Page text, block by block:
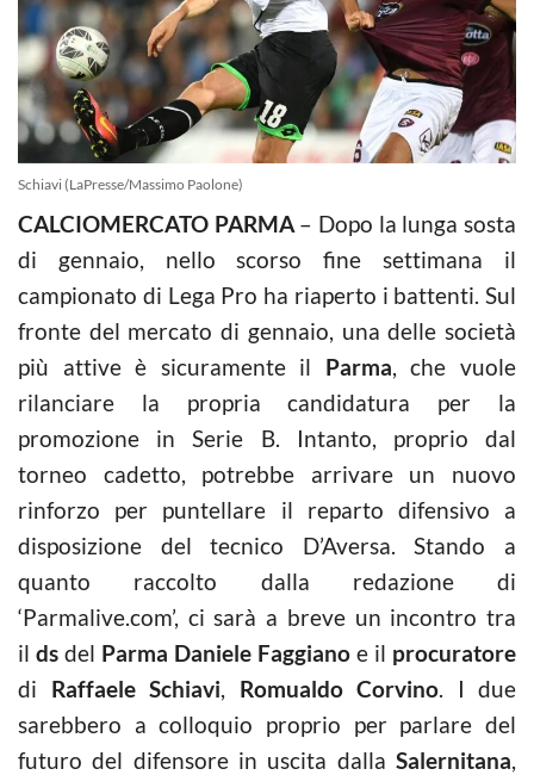
Schiavi (LaPresse/Massimo Paolone)
CALCIOMERCATO PARMA– Dopo la lunga sosta
di gennaio, nello scorso fine settimana il
campionato di Lega Pro ha riaperto i battenti. Sul
fronte del mercato di gennaio, una delle società
più attive è sicuramente il Parma, che vuole
rilanciare la propria candidatura per la
promozione in Serie B. Intanto, proprio dal
torneo cadetto, potrebbe arrivare un nuovo
rinforzo per puntellare il reparto difensivo a
disposizione del tecnico D’Aversa. Stando a
quanto raccolto dalla redazione di
‘Parmalive.com’, ci sarà a breve un incontro tra
il ds del Parma Daniele Faggiano e il procuratore
di Raffaele Schiavi, Romualdo Corvino. I due
sarebbero a colloquio proprio per parlare del
futuro del difensore in uscita dalla Salernitana,